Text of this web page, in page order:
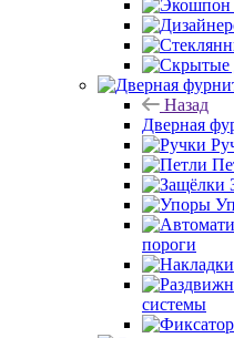
Назад
Дверная
пороги
системы